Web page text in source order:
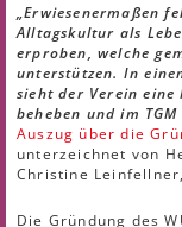
„Erwiesenermaßen
Alltagskultur als
erproben, welche
unterstützen. In
sieht der Verein eine
beheben und im
Auszug über die
unterzeichnet von
Christine
Die Gründung des